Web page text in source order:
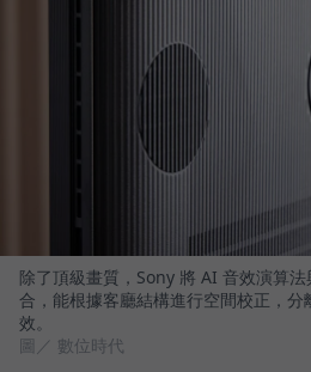
除了頂級畫質，Sony 將 AI 音效演算
合，能根據客廳結構進行空間校正，
效。
圖／ 數位時代